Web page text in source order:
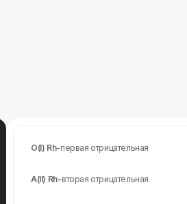
O(I) Rh-первая отрицательная
A(II) Rh-вторая отрицательная